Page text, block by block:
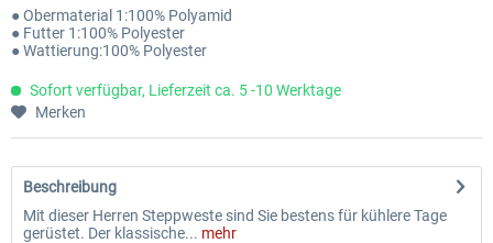
● Obermaterial 1:100% Polyamid
● Futter 1:100% Polyester
● Wattierung:100% Polyester
Sofort verfügbar, Lieferzeit ca. 5 -10 Werktage
Merken
Beschreibung
Mit dieser Herren Steppweste sind Sie bestens für kühlere Tage
gerüstet. Der klassische... mehr